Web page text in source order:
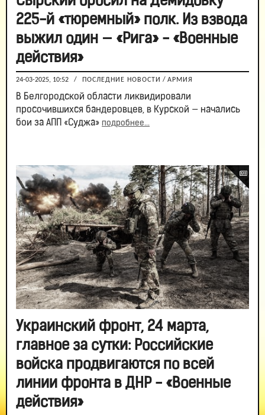
225-й «тюремный» полк. Из взвода
выжил один — «Рига» - «Военные
действия»
24-03-2025, 10:52 / ПОСЛЕДНИЕ НОВОСТИ / АРМИЯ
В Белгородской области ликвидировали
просочившихся бандеровцев, в Курской — начались
бои за АПП «Суджа» подробнее...
Украинский фронт, 24 марта,
главное за сутки: Российские
войска продвигаются по всей
линии фронта в ДНР - «Военные
действия»